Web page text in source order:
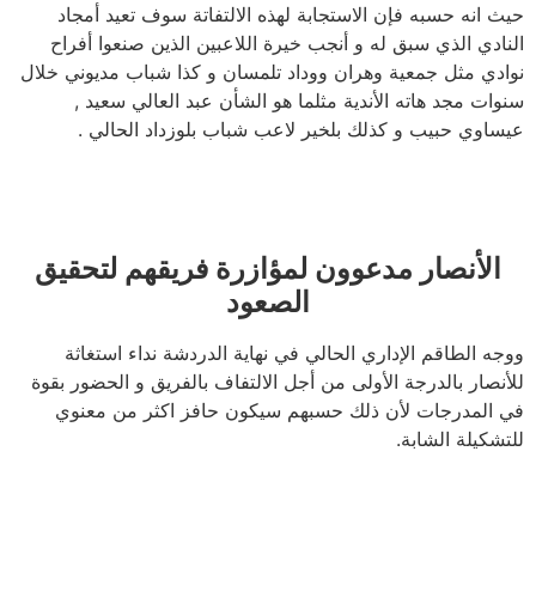
حيث انه حسبه فإن الاستجابة لهذه الالتفاتة سوف تعيد أمجاد
النادي الذي سبق له و أنجب خيرة اللاعبين الذين صنعوا أفراح
نوادي مثل جمعية وهران ووداد تلمسان و كذا شباب مديوني خلال
سنوات مجد هاته الأندية مثلما هو الشأن عبد العالي سعيد ,
عيساوي حبيب و كذلك بلخير لاعب شباب بلوزداد الحالي .
الأنصار مدعوون لمؤازرة فريقهم لتحقيق
الصعود
ووجه الطاقم الإداري الحالي في نهاية الدردشة نداء استغاثة
للأنصار بالدرجة الأولى من أجل الالتفاف بالفريق و الحضور بقوة
في المدرجات لأن ذلك حسبهم سيكون حافز اكثر من معنوي
للتشكيلة الشابة.